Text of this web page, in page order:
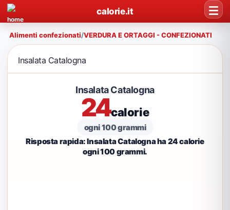
calorie.it
Alimenti confezionati/VERDURA E ORTAGGI - CONFEZIONATI
Insalata Catalogna
Insalata Catalogna
24calorie
ogni 100 grammi
Risposta rapida: Insalata Catalogna ha 24 calorie
ogni 100 grammi.